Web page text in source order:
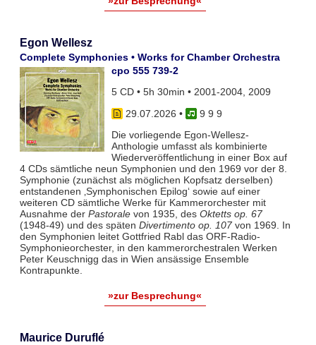
Egon Wellesz
Complete Symphonies • Works for Chamber Orchestra
cpo 555 739-2
5 CD • 5h 30min • 2001-2004, 2009
29.07.2026 •
9 9 9
Die vorliegende Egon-Wellesz-
Anthologie umfasst als kombinierte
Wiederveröffentlichung in einer Box auf
4 CDs sämtliche neun Symphonien und den 1969 vor der 8.
Symphonie (zunächst als möglichen Kopfsatz derselben)
entstandenen ‚Symphonischen Epilog‘ sowie auf einer
weiteren CD sämtliche Werke für Kammerorchester mit
Ausnahme der Pastoralevon 1935, des Oktetts op. 67
(1948-49) und des späten Divertimento op. 107von 1969. In
den Symphonien leitet Gottfried Rabl das ORF-Radio-
Symphonieorchester, in den kammerorchestralen Werken
Peter Keuschnigg das in Wien ansässige Ensemble
Kontrapunkte.
»zur Besprechung«
Maurice Duruflé